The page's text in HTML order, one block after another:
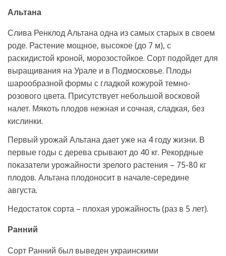
Альтана
Слива Ренклод Альтана одна из самых старых в своем
роде. Растение мощное, высокое (до 7 м), с
раскидистой кроной, морозостойкое. Сорт подойдет для
выращивания на Урале и в Подмосковье. Плоды
шарообразной формы с гладкой кожурой темно-
розового цвета. Присутствует небольшой восковой
налет. Мякоть плодов нежная и сочная, сладкая, без
кислинки.
Первый урожай Альтана дает уже на 4 году жизни. В
первые годы с дерева срывают до 40 кг. Рекордные
показатели урожайности зрелого растения – 75-80 кг
плодов. Альтана плодоносит в начале-середине
августа.
Недостаток сорта – плохая урожайность (раз в 5 лет).
Ранний
Сорт Ранний был выведен украинскими